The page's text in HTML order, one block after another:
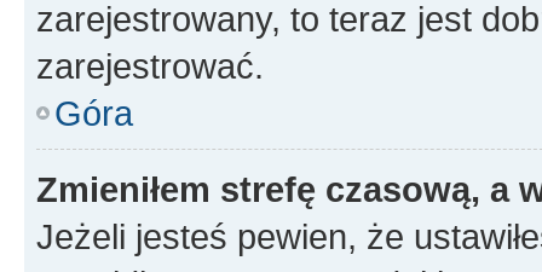
zarejestrowany, to teraz jest
zarejestrować.
Góra
Zmieniłem strefę czasową, a
Jeżeli jesteś pewien, że